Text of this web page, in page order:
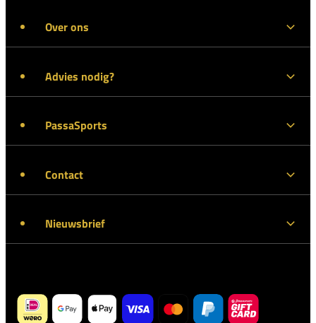
Over ons
Advies nodig?
PassaSports
Contact
Nieuwsbrief